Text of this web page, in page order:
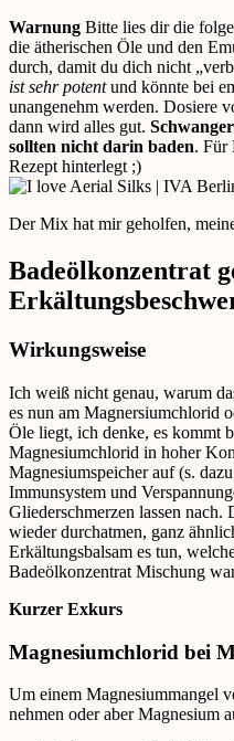
Warnung Bitte lies dir die
die ätherischen Öle und den
durch, damit du dich nicht
ist sehr potentund könnte bei
unangenehm werden. Dosiere
dann wird alles gut.
sollten nicht darin baden. Für
Rezept hinterlegt ;)
Der Mix hat mir geholfen,
Badeölkonzentrat
Wirkungsweise
Ich weiß nicht genau, warum
es nun am Magnersiumchlorid
Öle liegt, ich denke, es kommt
Magnesiumchlorid in hoher
Magnesiumspeicher auf (s.
Immunsystem und
Gliederschmerzen lassen nach.
wieder durchatmen, ganz
Erkältungsbalsam es tun,
Badeölkonzentrat Mischung
Kurzer Exkurs
Magnesiumchlorid bei
Um einem Magnesiummangel
nehmen oder aber Magnesium